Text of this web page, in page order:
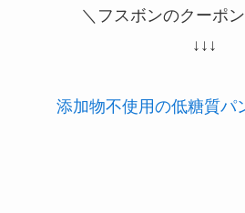
＼フスボンのクーポ
↓↓↓
添加物不使用の低糖質パ